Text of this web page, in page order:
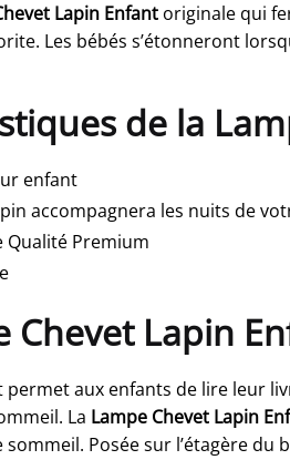
Lapin Enfant originale qui
Les bébés s’étonneront
de la
enfant
accompagnera les nuits de
Qualité Premium
Chevet Lapin
aux enfants de lire leur
La Lampe Chevet Lapin
Posée sur l’étagère